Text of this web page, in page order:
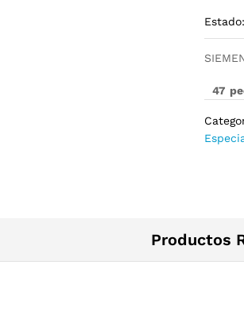
Estado:
47
Productos